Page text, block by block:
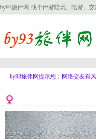
by93旅伴网-找个伴游陪玩、陪游、
by93旅伴网提示您：网络交友有